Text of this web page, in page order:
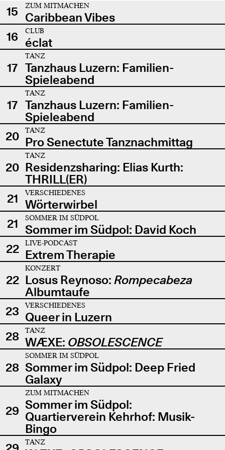
15
ZUM MITMACHEN
Caribbean Vibes
16
CLUB
éclat
17
TANZ
Tanzhaus Luzern: Familien-
Spieleabend
17
TANZ
Tanzhaus Luzern: Familien-
Spieleabend
20
TANZ
Pro Senectute Tanznachmittag
20
TANZ
Residenzsharing: Elias Kurth:
THRILL(ER)
21
VERSCHIEDENES
Wörterwirbel
21
SOMMER IM SÜDPOL
Sommer im Südpol: David Koch
22
LIVE-PODCAST
Extrem Therapie
22
KONZERT
Losus Reynoso: Rompecabeza
Albumtaufe
23
VERSCHIEDENES
Queer in Luzern
28
TANZ
WÆXE: OBSOLESCENCE
28
SOMMER IM SÜDPOL
Sommer im Südpol: Deep Fried
Galaxy
29
ZUM MITMACHEN
Sommer im Südpol:
Quartierverein Kehrhof: Musik-
Bingo
TANZ